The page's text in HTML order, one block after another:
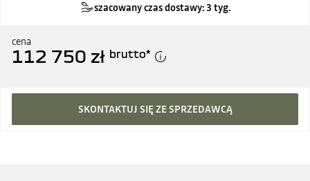
szacowany czas dostawy: 3 tyg.
cena
112 750 zł brutto*
SKONTAKTUJ SIĘ ZE SPRZEDAWCĄ